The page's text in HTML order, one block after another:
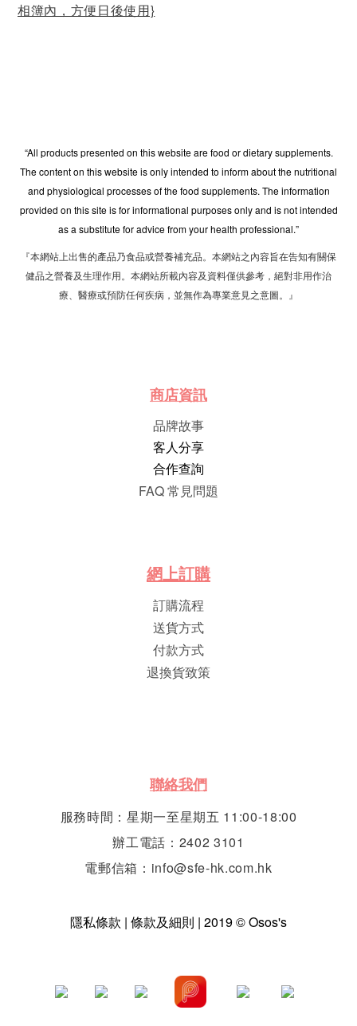
相簿內，方便日後使用}
“All products presented on this website are food or dietary supplements.
The content on this website is only intended to inform about the nutritional
and physiological processes of the food supplements. The information
provided on this site is for informational purposes only and is not intended
as a substitute for advice from your health professional.”
『本網站上出售的產品乃食品或營養補充品。本網站之內容旨在告知有關保
健品之營養及生理作用。本網站所載內容及資料僅供參考，絕對非用作治
療、醫療或預防任何疾病，並無作為專業意見之意圖。』
商店資訊
品牌故事
客人分享
合作查詢
FAQ 常見問題
網上訂購
訂購流程
送貨方式
付款方式
退換貨致策
聯絡我們
服務時間：星期一至星期五 11:00-18:00
辦工電話：2402 3101
電郵信箱：info@sfe-hk.com.hk
隱私條款 | 條款及細則 | 2019 © Osos's